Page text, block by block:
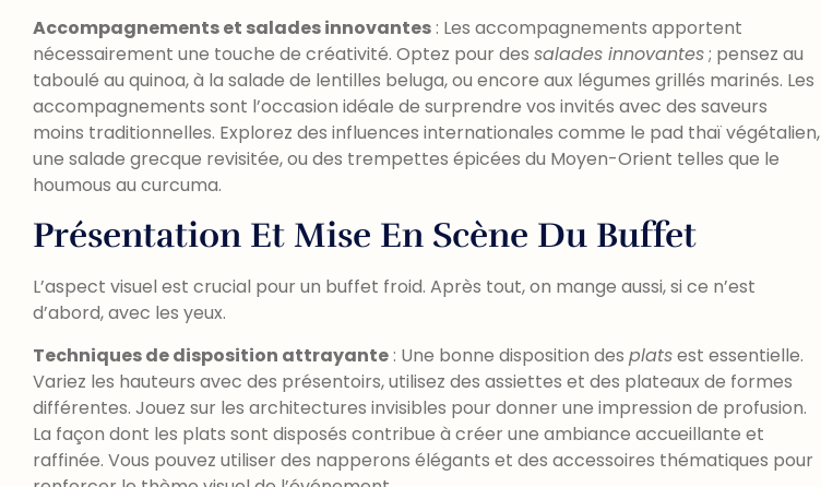
Accompagnements et salades innovantes : Les accompagnements apportent
nécessairement une touche de créativité. Optez pour des salades innovantes; pensez au
taboulé au quinoa, à la salade de lentilles beluga, ou encore aux légumes grillés marinés. Les
accompagnements sont l’occasion idéale de surprendre vos invités avec des saveurs
moins traditionnelles. Explorez des influences internationales comme le pad thaï végétalien,
une salade grecque revisitée, ou des trempettes épicées du Moyen-Orient telles que le
houmous au curcuma.
Présentation Et Mise En Scène Du Buffet
L’aspect visuel est crucial pour un buffet froid. Après tout, on mange aussi, si ce n’est
d’abord, avec les yeux.
Techniques de disposition attrayante : Une bonne disposition des platsest essentielle.
Variez les hauteurs avec des présentoirs, utilisez des assiettes et des plateaux de formes
différentes. Jouez sur les architectures invisibles pour donner une impression de profusion.
La façon dont les plats sont disposés contribue à créer une ambiance accueillante et
raffinée. Vous pouvez utiliser des napperons élégants et des accessoires thématiques pour